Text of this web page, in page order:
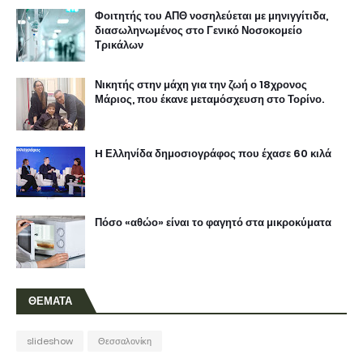
Φοιτητής του ΑΠΘ νοσηλεύεται με μηνιγγίτιδα,
διασωληνωμένος στο Γενικό Νοσοκομείο
Τρικάλων
Νικητής στην μάχη για την ζωή ο 18χρονος
Μάριος, που έκανε μεταμόσχευση στο Τορίνο.
H Ελληνίδα δημοσιογράφος που έχασε 60 κιλά
Πόσο «αθώο» είναι το φαγητό στα μικροκύματα
ΘΕΜΑΤΑ
slideshow Θεσσαλονίκη